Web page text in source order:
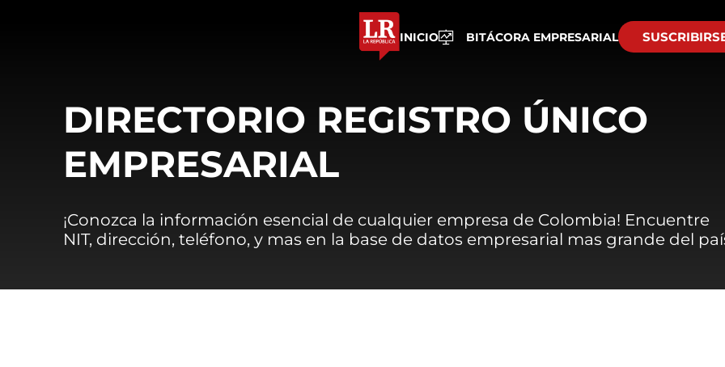
INICIO BITÁCORA EMPRESARIAL
DIRECTORIO REGISTRO ÚNICO
EMPRESARIAL
¡Conozca la información esencial de cualquier empresa de Colombia! Encuentre
NIT, dirección, teléfono, y mas en la base de datos empresarial mas grande del